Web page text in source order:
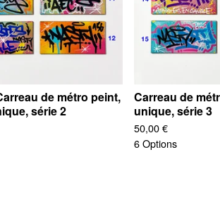
de métro peint,
série 2
Carreau de
unique, série 3
50,00€
6 Options